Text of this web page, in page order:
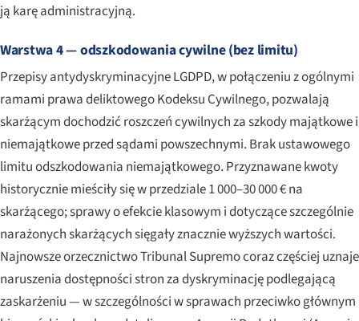
ją karę administracyjną.
Warstwa 4 — odszkodowania cywilne (bez limitu)
Przepisy antydyskryminacyjne LGDPD, w połączeniu z ogólnymi
ramami prawa deliktowego Kodeksu Cywilnego, pozwalają
skarżącym dochodzić roszczeń cywilnych za szkody majątkowe i
niemajątkowe przed sądami powszechnymi. Brak ustawowego
limitu odszkodowania niemajątkowego. Przyznawane kwoty
historycznie mieściły się w przedziale 1 000–30 000 € na
skarżącego; sprawy o efekcie klasowym i dotyczące szczególnie
narażonych skarżących sięgały znacznie wyższych wartości.
Najnowsze orzecznictwo Tribunal Supremo coraz częściej uznaje
naruszenia dostępności stron za dyskryminację podlegającą
zaskarżeniu — w szczególności w sprawach przeciwko głównym